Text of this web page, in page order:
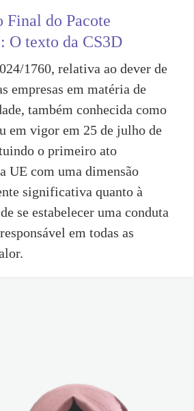
Final do Pacote
O texto da CS3D
1760, relativa ao dever de
empresas em matéria de
também conhecida como
em vigor em 25 de julho de
o primeiro ato
UE com uma dimensão
significativa quanto à
se estabelecer uma conduta
em todas as